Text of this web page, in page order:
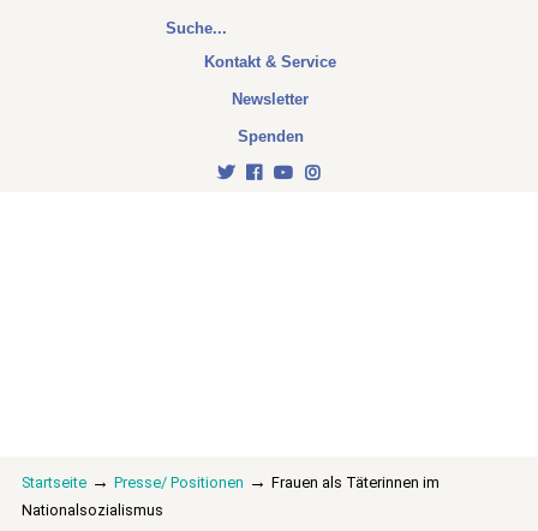
Kontakt & Service
Newsletter
Spenden
Startseite → Presse/ Positionen → Frauen als Täterinnen im
Nationalsozialismus